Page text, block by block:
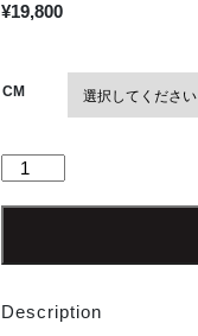
¥19,800
CM
【Men's】
レ
ン
Description